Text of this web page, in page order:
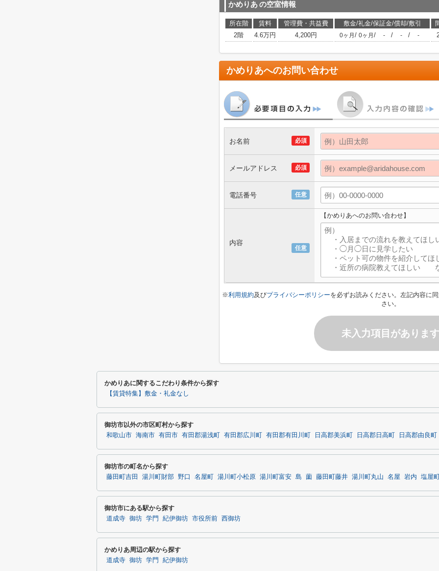
かめりあの空室情報
所在階 賃料 管理費・共益費 敷金/礼金/保証金/償却/敷引
2階
4.6万円 4,200円 0ヶ月 / 0ヶ月 / - / - / -
かめりあへのお問い合わせ
必須
お名前
必須
メールアドレス
任意
電話番号
任意
内容
【かめりあへのお問い合わせ】
※利用規約及びプライバシーポリシーを必ずお読みください。左記内容に
さい。
未入力項目があります
かめりあに関するこだわり条件から探す
【賃貸特集】敷金・礼金なし
御坊市以外の市区町村から探す
和歌山市 海南市 有田市 有田郡湯浅町 有田郡広川町 有田郡有田川町 日高郡美浜町 日高郡日高町 日高郡由良町
御坊市の町名から探す
藤田町吉田 湯川町財部 野口 名屋町 湯川町小松原 湯川町富安 島 薗 藤田町藤井 湯川町丸山 名屋 岩内 塩屋
御坊市にある駅から探す
道成寺 御坊 学門 紀伊御坊 市役所前 西御坊
かめりあ周辺の駅から探す
道成寺 御坊 学門 紀伊御坊